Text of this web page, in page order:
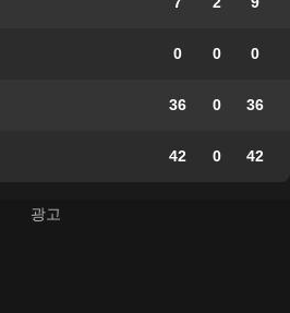
0 0 0
36 0 36
42 0 42